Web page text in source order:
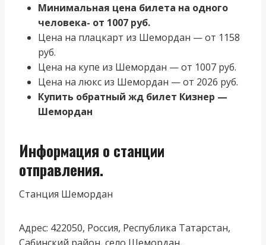
Минимальная цена билета на одного
человека- от 1007 руб.
Цена на плацкарт из Шемордан — от 1158
руб.
Цена на купе из Шемордан — от 1007 руб.
Цена на люкс из Шемордан — от 2026 руб.
Купить обратный жд билет Кизнер —
Шемордан
Информация о станции
отправления.
Станция Шемордан
Адрес: 422050, Россия, Республика Татарстан,
Сабинский район, село Шемордан,